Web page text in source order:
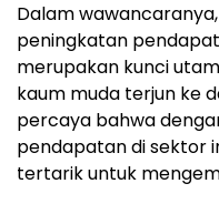
Dalam
peningkatan
merupakan kunci
kaum muda terjun ke
percaya bahwa
pendapatan di sektor
tertarik untuk